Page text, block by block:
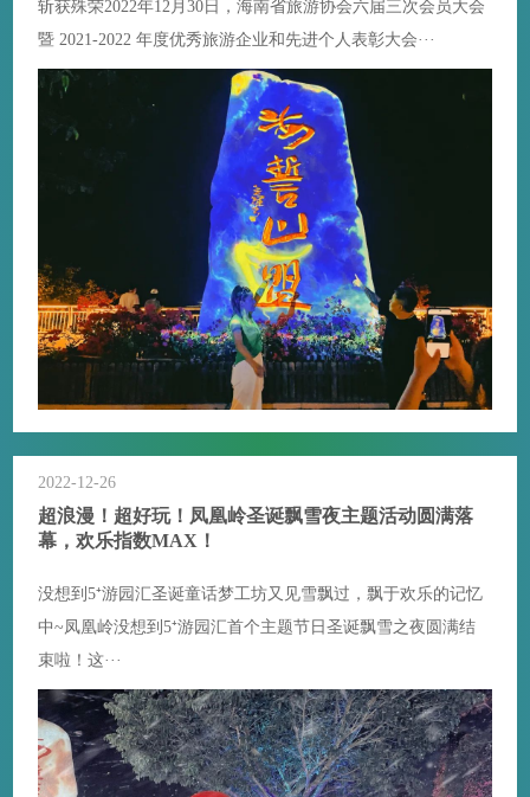
斩获殊荣2022年12月30日，海南省旅游协会六届三次会员大会
暨 2021-2022 年度优秀旅游企业和先进个人表彰大会···
2022-12-26
超浪漫！超好玩！凤凰岭圣诞飘雪夜主题活动圆满落
幕，欢乐指数MAX！
没想到5⁺游园汇圣诞童话梦工坊又见雪飘过，飘于欢乐的记忆
中~凤凰岭没想到5⁺游园汇首个主题节日圣诞飘雪之夜圆满结
束啦！这···